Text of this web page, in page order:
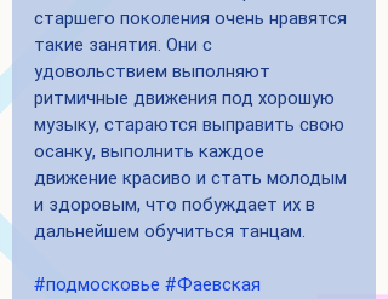
старшего поколения очень нравятся
такие занятия. Они с
удовольствием выполняют
ритмичные движения под хорошую
музыку, стараются выправить свою
осанку, выполнить каждое
движение красиво и стать молодым
и здоровым, что побуждает их в
дальнейшем обучиться танцам.
#подмосковье #Фаевская